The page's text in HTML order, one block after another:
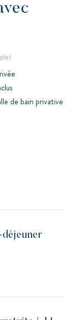
de bain privative